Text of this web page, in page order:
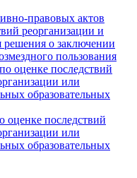
правовых актов
реорганизации и
решения о заключении
пользования
оценке последствий
или
образовательных
оценке последствий
или
образовательных